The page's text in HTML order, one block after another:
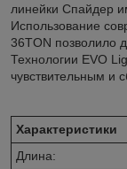
линейки Спайдер
Использование
36TON позволило
Технологии EVO
чувствительным и
Характеристики
Длина: